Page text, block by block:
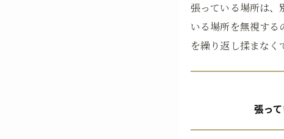
張っている場所は、
いる場所を無視す
を繰り返し揉まなく
張っ